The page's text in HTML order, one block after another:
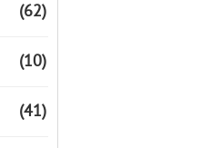
(62)
(10)
(41)